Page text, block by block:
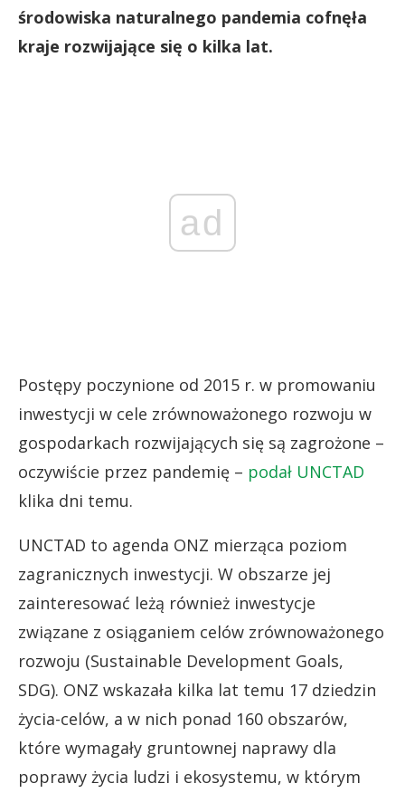
środowiska naturalnego pandemia cofnęła
kraje rozwijające się o kilka lat.
ad
Postępy poczynione od 2015 r. w promowaniu
inwestycji w cele zrównoważonego rozwoju w
gospodarkach rozwijających się są zagrożone –
oczywiście przez pandemię – podał UNCTAD
klika dni temu.
UNCTAD to agenda ONZ mierząca poziom
zagranicznych inwestycji. W obszarze jej
zainteresować leżą również inwestycje
związane z osiąganiem celów zrównoważonego
rozwoju (Sustainable Development Goals,
SDG). ONZ wskazała kilka lat temu 17 dziedzin
życia-celów, a w nich ponad 160 obszarów,
które wymagały gruntownej naprawy dla
poprawy życia ludzi i ekosystemu, w którym